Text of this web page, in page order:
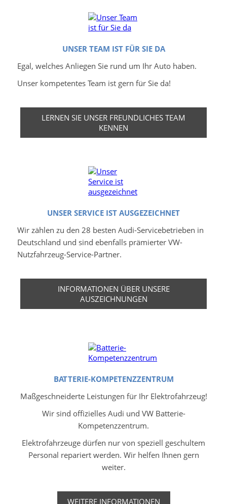
UNSER TEAM IST FÜR SIE DA
Egal, welches Anliegen Sie rund um Ihr Auto haben.
Unser kompetentes Team ist gern für Sie da!
LERNEN SIE UNSER FREUNDLICHES TEAM
KENNEN
UNSER SERVICE IST AUSGEZEICHNET
Wir zählen zu den 28 besten Audi-Servicebetrieben in
Deutschland und sind ebenfalls prämierter VW-
Nutzfahrzeug-Service-Partner.
INFORMATIONEN ÜBER UNSERE
AUSZEICHNUNGEN
BATTERIE-KOMPETENZZENTRUM
Maßgeschneiderte Leistungen für Ihr Elektrofahrzeug!
Wir sind offizielles Audi und VW Batterie-
Kompetenzzentrum.
Elektrofahrzeuge dürfen nur von speziell geschultem
Personal repariert werden. Wir helfen Ihnen gern
weiter.
WEITERE INFORMATIONEN